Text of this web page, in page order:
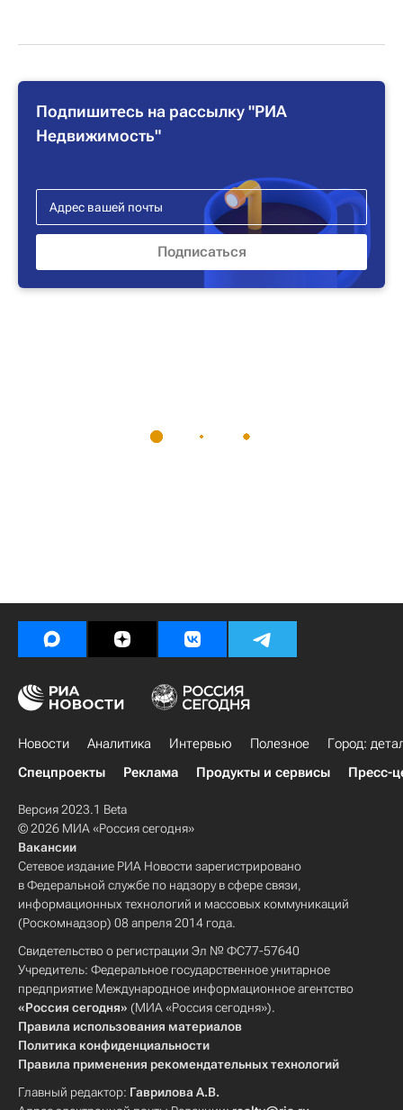
Подпишитесь на рассылку "РИА
Недвижимость"
Новости Аналитика Интервью Полезное
Город:
Спецпроекты
Реклама Продукты и сервисы Пресс-
Версия 2023.1 Beta
© 2026 МИА «Россия сегодня»
Вакансии
Сетевое издание РИА Новости зарегистрировано
в Федеральной службе по надзору в сфере связи,
информационных технологий и массовых коммуникаций
(Роскомнадзор) 08 апреля 2014 года.
Свидетельство о регистрации Эл № ФС77-57640
Учредитель: Федеральное государственное унитарное
предприятие Международное информационное агентство
«Россия сегодня» (МИА «Россия сегодня»).
Правила использования материалов
Политика конфиденциальности
Правила применения рекомендательных технологий
Главный редактор: Гаврилова А.В.